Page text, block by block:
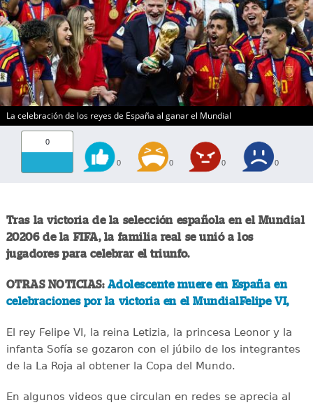
La celebración de los reyes de España al ganar el Mundial
0
0 0 0 0
Tras la victoria de la selección española en el Mundial
20206 de la FIFA, la familia real se unió a los
jugadores para celebrar el triunfo.
OTRAS NOTICIAS: Adolescente muere en España en
celebraciones por la victoria en el MundialFelipe VI,
El rey Felipe VI, la reina Letizia, la princesa Leonor y la
infanta Sofía se gozaron con el júbilo de los integrantes
de la La Roja al obtener la Copa del Mundo.
En algunos videos que circulan en redes se aprecia al